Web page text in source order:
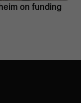
on funding